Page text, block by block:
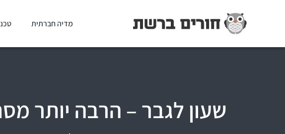
מדיה חברתית
שעון לגבר – הרבה יותר